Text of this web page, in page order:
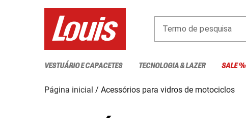
Termo de pesquisa
VESTUÁRIO E CAPACETES TECNOLOGIA & LAZER SALE %
Página inicial Acessórios para vidros de motociclos